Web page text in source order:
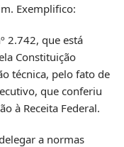
Exemplifico:
2.742, que está
Constituição
técnica, pelo fato de
que conferiu
à Receita Federal.
a normas